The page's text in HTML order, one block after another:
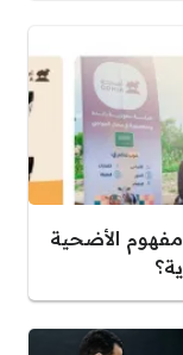
الأضحية